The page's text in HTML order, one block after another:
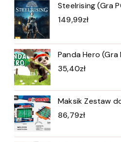
Steelrising (Gra
149,99zł
Panda Hero (Gra
35,40zł
Maksik Zestaw
86,79zł